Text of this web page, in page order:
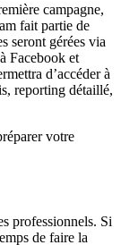
campagne,
fait partie de
seront gérées via
Facebook et
d’accéder à
reporting détaillé,
votre
professionnels. Si
de faire la